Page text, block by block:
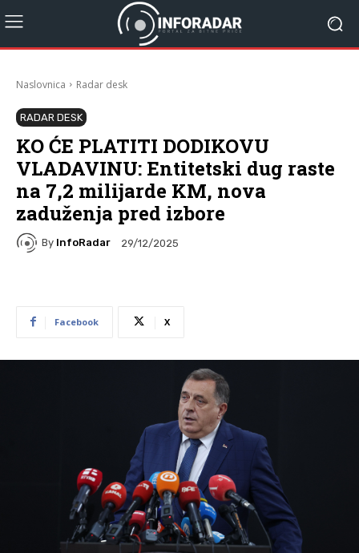
Naslovnica Radar desk
RADAR DESK
KO ĆE PLATITI DODIKOVU
VLADAVINU: Entitetski dug raste
na 7,2 milijarde KM, nova
zaduženja pred izbore
By InfoRadar 29/12/2025
Facebook X